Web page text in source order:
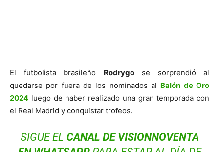
El futbolista brasileño Rodrygose sorprendió al
quedarse por fuera de los nominados al Balón de Oro
2024 luego de haber realizado una gran temporada con
el Real Madrid y conquistar trofeos.
SIGUE EL CANAL DE VISIONNOVENTA